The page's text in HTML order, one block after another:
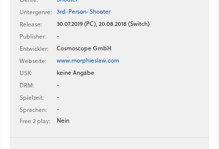
Gewonnen hat dann das Team, dessen Team-Statue im
Hintergrund der Map am meisten Masse “hinzugeschossen”
bekommt. Neben diesem Spielmodus wird aber auch
klassische Modi wie Team-Deathmatch geben. Morphies Law
soll Ende 2017 für Nintendo Switch und PC erscheinen.
Untergenre:
3rd-Person-Shooter
Release:
30.07.2019 (PC), 20.08.2018 (Switch)
Publisher:
-
Entwickler:
Cosmoscope GmbH
Webseite:
www.morphieslaw.com
USK:
keine Angabe
DRM:
-
Spielzeit:
-
Sprachen:
-
Free 2 play:
Nein